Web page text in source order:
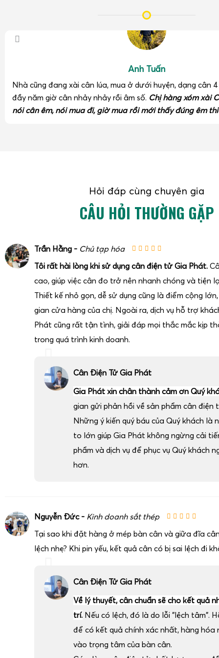
Nhờ sử dụng
cân đóng rổ sầu riêng xuất khẩu 100kg
soát chặt chẽ trọng lượng từng rổ, từng pallet, hạn chế
Trong kho lạnh bảo quản sầu riêng, độ ẩm cao, nhiệt
ngưng tụ là những yếu tố gây hư hỏng nhanh cho các
Cân điện tử chống nước IP68
Ưu điểm nổi bật:
Chuẩn chống nước IP68: cho phép cân chịu được
rửa trực tiếp bằng vòi nước trong một số điều kiện.
: chống gỉ, chống ăn mòn do hơi lạnh và
Màn hình chống đọng sương : hiển thị rõ ràng trong
Hoạt động ổn định trong dải nhiệt rộng : phù hợp
sầu riêng xuất khẩu.
thường.
Cân điện tử cân sầu riêng lồng sắt xuất khẩu 1 tấn 2
Anh Tuấn
Nhà cũng đang xài cân lúa, mua ở dưới huyện, dạng cân
đầy năm giờ cân nhảy nhảy rồi âm số. Chị hàng xóm xài
nói cân êm, nói mua đi, giờ mua rồi mới thấy đúng êm
Hỏi đáp cùng chuyên gia
CÂU HỎI THƯỜNG GẶP
Trần Hằng - Chủ tạp hóa
Tôi rất hài lòng khi sử dụng cân điện tử Gia Phát.
cao, giúp việc cân đo trở nên nhanh chóng và tiện
Thiết kế nhỏ gọn, dễ sử dụng cũng là điểm cộng
gian cửa hàng của chị. Ngoài ra, dịch vụ hỗ trợ
Phát cũng rất tận tình, giải đáp mọi thắc mắc kịp
trong quá trình kinh doanh.
Cân Điện Tử Gia Phát
Gia Phát xin chân thành cảm ơn Quý
gian gửi phản hồi về sản phẩm cân điện
Những ý kiến quý báu của Quý khách là
to lớn giúp Gia Phát không ngừng cải
phẩm và dịch vụ để phục vụ Quý khách
hơn.
Nguyễn Đức - Kinh doanh sắt thép
Tại sao khi đặt hàng ở mép bàn cân và giữa đĩa
lệch nhẹ? Khi pin yếu, kết quả cân có bị sai lệch đi
Cân Điện Tử Gia Phát
Về lý thuyết, cân chuẩn sẽ cho kết quả
trí. Nếu có lệch, đó là do lỗi "lệch tâm".
để có kết quả chính xác nhất, hàng
vào trọng tâm của bàn cân.